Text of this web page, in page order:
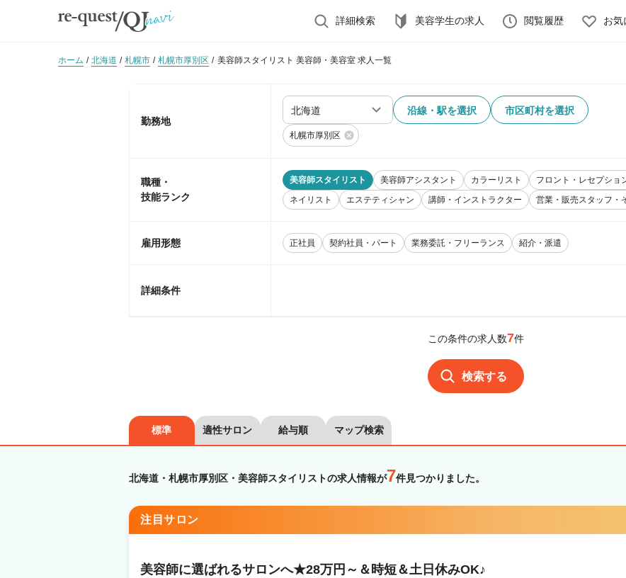
詳細検索 美容学生の求人 閲覧履歴 お気
ホーム 北海道 札幌市 札幌市厚別区 美容師スタイリスト 美容師・美容室 求人一覧
勤務地
沿線・駅を選択 市区町村を選択
札幌市厚別区
職種・
技能ランク
美容師スタイリスト 美容師アシスタント カラーリスト フロント・レセプショ
ネイリスト
エステティシャン 講師・インストラクター 営業・販売スタッフ・
雇用形態 正社員 契約社員・パート 業務委託・フリーランス 紹介・派遣
詳細条件
この条件の求人数7件
検索する
標準 適性サロン 給与順 マップ検索
北海道・札幌市厚別区・美容師スタイリストの求人情報が7件見つかりました。
注目サロン
美容師に選ばれるサロンへ★28万円～＆時短＆土日休みOK♪